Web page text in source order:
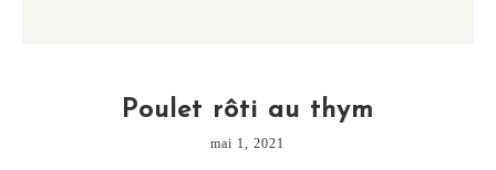
Poulet rôti au thym
mai 1, 2021